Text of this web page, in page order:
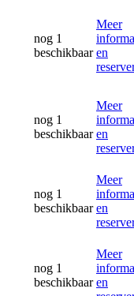
nog 1
beschikbaar
Meer
en
nog 1
beschikbaar
Meer
en
nog 1
beschikbaar
Meer
en
nog 1
beschikbaar
Meer
en